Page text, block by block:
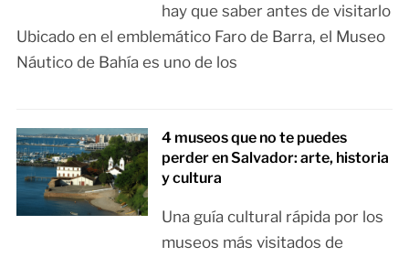
hay que saber antes de visitarlo
Ubicado en el emblemático Faro de Barra, el Museo
Náutico de Bahía es uno de los
4 museos que no te puedes
perder en Salvador: arte, historia
y cultura
Una guía cultural rápida por los
museos más visitados de